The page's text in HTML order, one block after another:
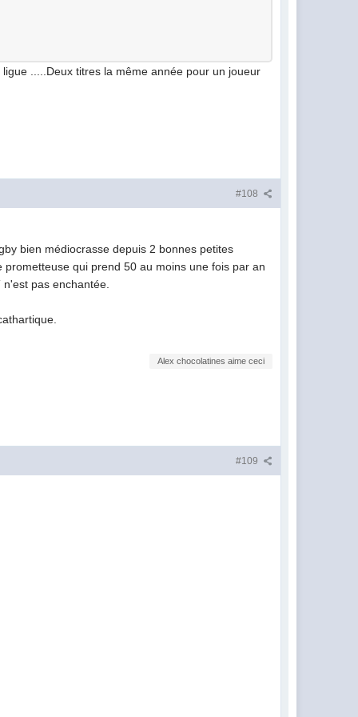
.....Deux titres la même année pour un joueur
#108
bien médiocrasse depuis 2 bonnes petites
qui prend 50 au moins une fois par an
pas enchantée.
Alex chocolatines aime ceci
#109